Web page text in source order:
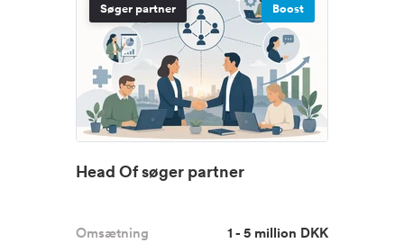
Søger partner Boost
Head Of søger partner
Omsætning
1 - 5 million DKK